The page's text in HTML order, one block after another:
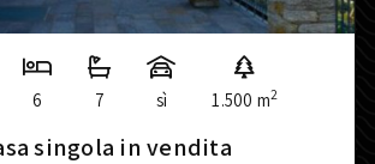
6 7 sì 1.500 m2
singola in vendita